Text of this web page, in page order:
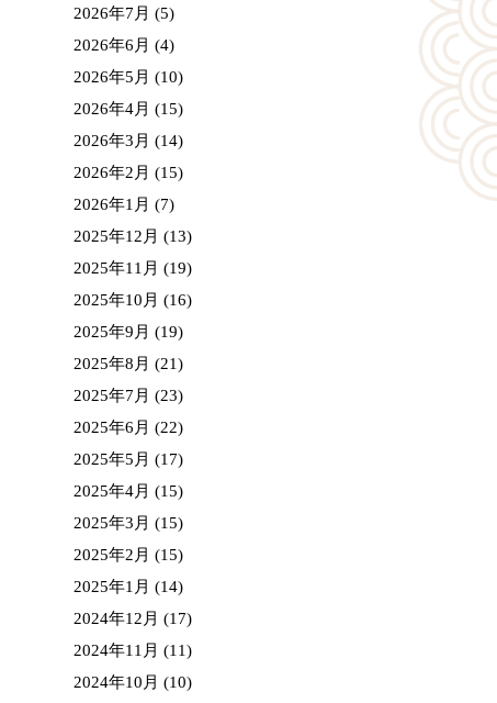
2026年7月 (5)
2026年6月 (4)
2026年5月 (10)
2026年4月 (15)
2026年3月 (14)
2026年2月 (15)
2026年1月 (7)
2025年12月 (13)
2025年11月 (19)
2025年10月 (16)
2025年9月 (19)
2025年8月 (21)
2025年7月 (23)
2025年6月 (22)
2025年5月 (17)
2025年4月 (15)
2025年3月 (15)
2025年2月 (15)
2025年1月 (14)
2024年12月 (17)
2024年11月 (11)
2024年10月 (10)